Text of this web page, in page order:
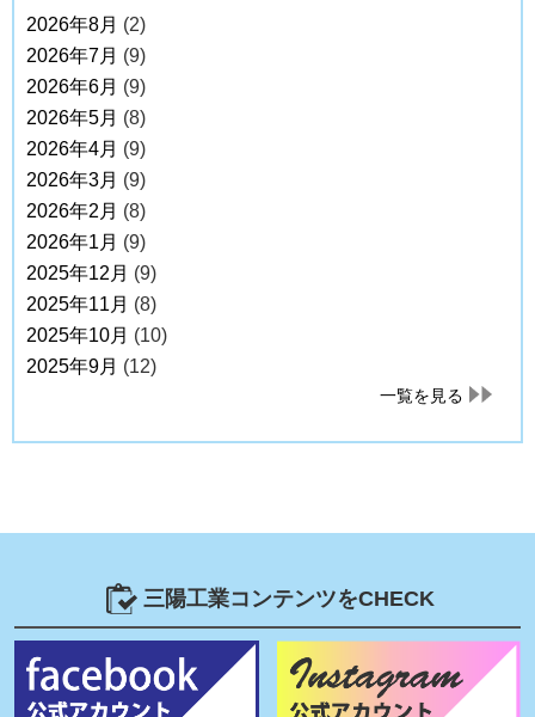
2026年8月 (2)
2026年7月 (9)
2026年6月 (9)
2026年5月 (8)
2026年4月 (9)
2026年3月 (9)
2026年2月 (8)
2026年1月 (9)
2025年12月 (9)
2025年11月 (8)
2025年10月 (10)
2025年9月 (12)
一覧を見る
三陽工業コンテンツをCHECK